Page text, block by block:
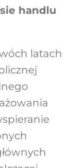
handlu
latach